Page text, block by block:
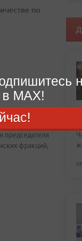
по
в
председателя
фракций,
MAX!